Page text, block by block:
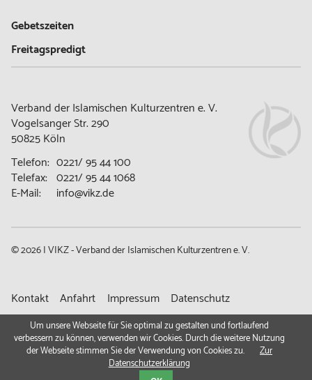
Gebetszeiten
Freitagspredigt
Verband der Islamischen Kulturzentren e. V.
Vogelsanger Str. 290
50825 Köln
Telefon: 0221/ 95 44 100
Telefax: 0221/ 95 44 1068
E-Mail:
info@vikz.de
© 2026 | VIKZ - Verband der Islamischen Kulturzentren e. V.
Navigation
überspringen
Kontakt Anfahrt Impressum
Datenschutz
Gemeindeportal
Um unsere Webseite für Sie optimal zu gestalten und fortlaufend
verbessern zu können, verwenden wir Cookies. Durch die weitere Nutzung
der Webseite stimmen Sie der Verwendung von Cookies zu.
Zur
Datenschutzerklärung